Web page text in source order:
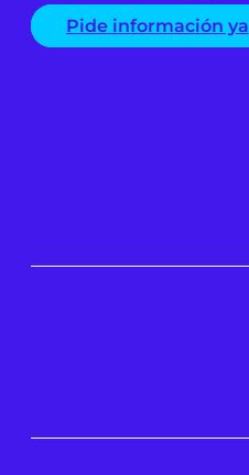
Pide información ya